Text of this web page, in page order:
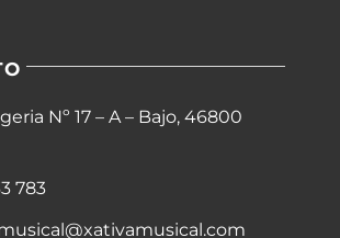
Nº 17 – A – Bajo, 46800
783